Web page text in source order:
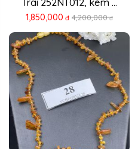
Trai 252NT012, kèm ...
1,850,000 đ 4,200,000 đ